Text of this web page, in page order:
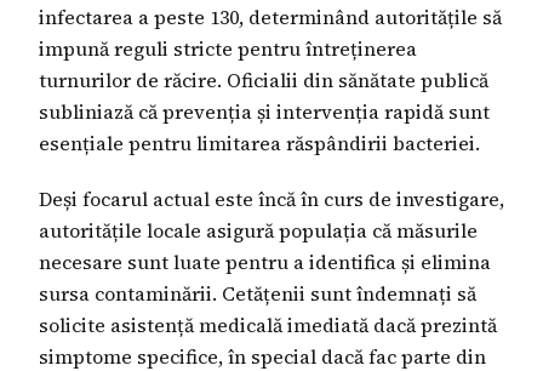
infectarea a peste 130, determinând autoritățile să
impună reguli stricte pentru întreținerea
turnurilor de răcire. Oficialii din sănătate publică
subliniază că prevenția și intervenția rapidă sunt
esențiale pentru limitarea răspândirii bacteriei.
Deși focarul actual este încă în curs de investigare,
autoritățile locale asigură populația că măsurile
necesare sunt luate pentru a identifica și elimina
sursa contaminării. Cetățenii sunt îndemnați să
solicite asistență medicală imediată dacă prezintă
simptome specifice, în special dacă fac parte din